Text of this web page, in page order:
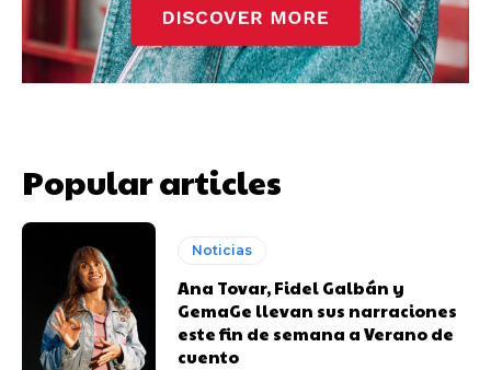
Popular articles
Noticias
Ana Tovar, Fidel Galbán y
GemaGe llevan sus narraciones
este fin de semana a Verano de
cuento